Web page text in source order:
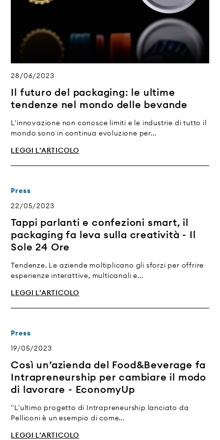
28/06/2023
Il futuro del packaging: le ultime
tendenze nel mondo delle bevande
L'innovazione non conosce limiti e le industrie di tutto il
mondo sono in continua evoluzione per...
LEGGI L’ARTICOLO
Press
22/05/2023
Tappi parlanti e confezioni smart, il
packaging fa leva sulla creatività - Il
Sole 24 Ore
Tendenze. Le aziende moltiplicano gli sforzi per offrire
esperienze interattive, multicanali e...
LEGGI L’ARTICOLO
Press
19/05/2023
Così un’azienda del Food&Beverage fa
Intrapreneurship per cambiare il modo
di lavorare - EconomyUp
"L'ultimo progetto di Intrapreneurship lanciato da
Pelliconi è un esempio di come...
LEGGI L’ARTICOLO